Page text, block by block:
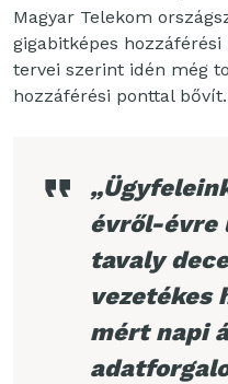
Magyar Telekom
gigabitképes
tervei szerint idén még
hozzáférési ponttal bővít.
évről-évre
tavaly
vezetékes
mért napi